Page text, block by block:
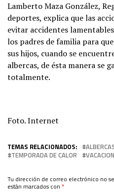
Lamberto Maza González,
deportes, explica que las
evitar accidentes
los padres de familia para
sus hijos, cuando se
albercas, de ésta manera se
totalmente.
Foto. Internet
TEMAS RELACIONADOS: ALBERCAS
TEMPORADA DE CALOR
Tu dirección de correo electrónico no
están marcados con *